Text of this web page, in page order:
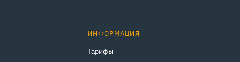
ИНФОРМАЦИЯ
Тарифы